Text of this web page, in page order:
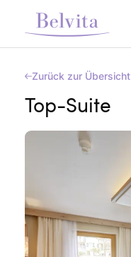
Zurück zur Übersicht
Top-Suite